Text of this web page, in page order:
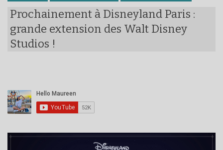
Prochainement à Disneyland Paris :
grande extension des Walt Disney
Studios !